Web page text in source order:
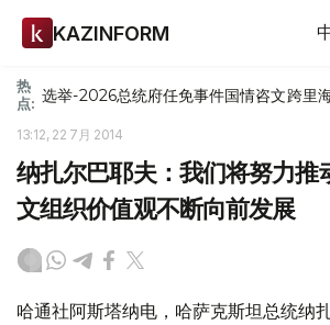
KAZINFORM
热
点: 选举-2026总统府任免事件国情咨文跨里
13:12, 22 7月 2014
纳扎尔巴耶夫：我们将努力推
文组织价值观不断向前发展
哈通社阿斯塔纳电，哈萨克斯坦总统纳